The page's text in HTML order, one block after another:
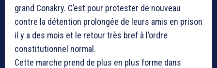
grand Conakry. C’est pour protester de nouveau
contre la détention prolongée de leurs amis en prison
il y a des mois et le retour très bref à l’ordre
constitutionnel normal.
Cette marche prend de plus en plus forme dans